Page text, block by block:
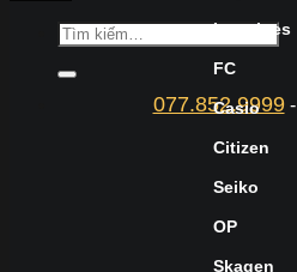
077.852.9999-
Longines
FC
Casio
Citizen
Seiko
OP
Skagen